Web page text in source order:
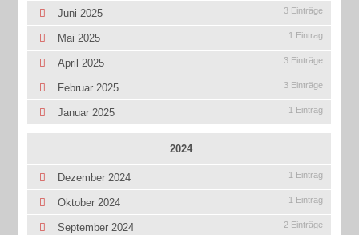
Juni 2025 3 Einträge
Mai 2025 1 Eintrag
April 2025 3 Einträge
Februar 2025 3 Einträge
Januar 2025 1 Eintrag
2024
Dezember 2024 1 Eintrag
Oktober 2024 1 Eintrag
September 2024 2 Einträge